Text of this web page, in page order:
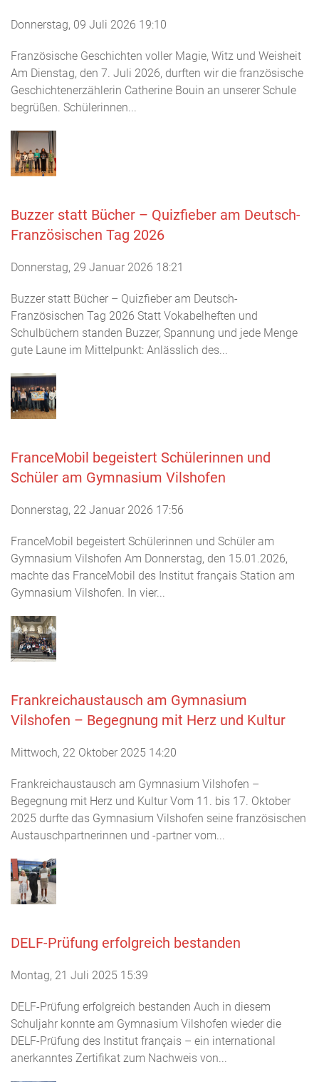
Donnerstag, 09 Juli 2026 19:10
Französische Geschichten voller Magie, Witz und Weisheit
Am Dienstag, den 7. Juli 2026, durften wir die französische
Geschichtenerzählerin Catherine Bouin an unserer Schule
begrüßen. Schülerinnen...
Buzzer statt Bücher – Quizfieber am Deutsch-
Französischen Tag 2026
Donnerstag, 29 Januar 2026 18:21
Buzzer statt Bücher – Quizfieber am Deutsch-
Französischen Tag 2026 Statt Vokabelheften und
Schulbüchern standen Buzzer, Spannung und jede Menge
gute Laune im Mittelpunkt: Anlässlich des...
FranceMobil begeistert Schülerinnen und
Schüler am Gymnasium Vilshofen
Donnerstag, 22 Januar 2026 17:56
FranceMobil begeistert Schülerinnen und Schüler am
Gymnasium Vilshofen Am Donnerstag, den 15.01.2026,
machte das FranceMobil des Institut français Station am
Gymnasium Vilshofen. In vier...
Frankreichaustausch am Gymnasium
Vilshofen – Begegnung mit Herz und Kultur
Mittwoch, 22 Oktober 2025 14:20
Frankreichaustausch am Gymnasium Vilshofen –
Begegnung mit Herz und Kultur Vom 11. bis 17. Oktober
2025 durfte das Gymnasium Vilshofen seine französischen
Austauschpartnerinnen und -partner vom...
DELF-Prüfung erfolgreich bestanden
Montag, 21 Juli 2025 15:39
DELF-Prüfung erfolgreich bestanden Auch in diesem
Schuljahr konnte am Gymnasium Vilshofen wieder die
DELF-Prüfung des Institut français – ein international
anerkanntes Zertifikat zum Nachweis von...